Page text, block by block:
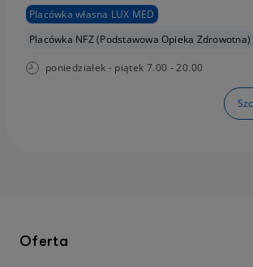
Placówka własna LUX MED
Placówka NFZ (Podstawowa Opieka Zdrowotna)
poniedziałek - piątek 7.00 - 20.00
Oferta